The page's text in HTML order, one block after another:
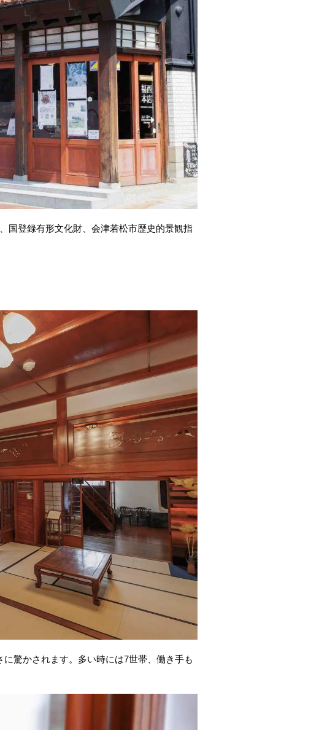
国登録有形文化財、会津若松市歴史的景観指
驚かされます。多い時には7世帯、働き手も